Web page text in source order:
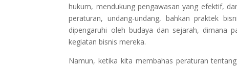
hukum, mendukung pengawasan yang efektif,
peraturan, undang-undang, bahkan praktek
dipengaruhi oleh budaya dan sejarah, dimana
kegiatan bisnis mereka.
Namun, ketika kita membahas peraturan